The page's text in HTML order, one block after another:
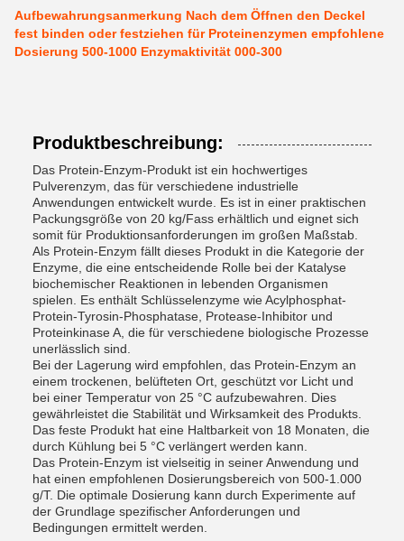
Aufbewahrungsanmerkung Nach dem Öffnen den Deckel
fest binden oder festziehen für Proteinenzymen empfohlene
Dosierung 500-1000 Enzymaktivität 000-300
Produktbeschreibung:
Das Protein-Enzym-Produkt ist ein hochwertiges
Pulverenzym, das für verschiedene industrielle
Anwendungen entwickelt wurde. Es ist in einer praktischen
Packungsgröße von 20 kg/Fass erhältlich und eignet sich
somit für Produktionsanforderungen im großen Maßstab.
Als Protein-Enzym fällt dieses Produkt in die Kategorie der
Enzyme, die eine entscheidende Rolle bei der Katalyse
biochemischer Reaktionen in lebenden Organismen
spielen. Es enthält Schlüsselenzyme wie Acylphosphat-
Protein-Tyrosin-Phosphatase, Protease-Inhibitor und
Proteinkinase A, die für verschiedene biologische Prozesse
unerlässlich sind.
Bei der Lagerung wird empfohlen, das Protein-Enzym an
einem trockenen, belüfteten Ort, geschützt vor Licht und
bei einer Temperatur von 25 °C aufzubewahren. Dies
gewährleistet die Stabilität und Wirksamkeit des Produkts.
Das feste Produkt hat eine Haltbarkeit von 18 Monaten, die
durch Kühlung bei 5 °C verlängert werden kann.
Das Protein-Enzym ist vielseitig in seiner Anwendung und
hat einen empfohlenen Dosierungsbereich von 500-1.000
g/T. Die optimale Dosierung kann durch Experimente auf
der Grundlage spezifischer Anforderungen und
Bedingungen ermittelt werden.